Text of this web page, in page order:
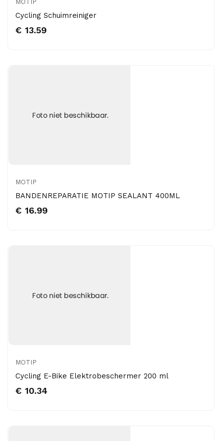
MOTIP
Cycling Schuimreiniger
€ 13.59
MOTIP
BANDENREPARATIE MOTIP SEALANT 400ML
€ 16.99
MOTIP
Cycling E-Bike Elektrobeschermer 200 ml
€ 10.34